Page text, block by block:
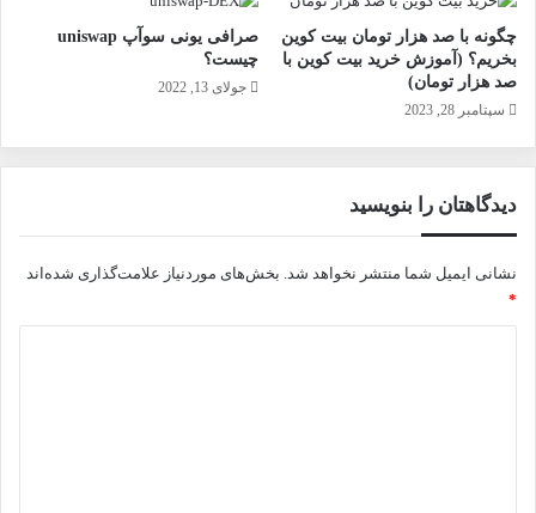
چگونه با صد هزار تومان بیت کوین
بخریم؟ (آموزش خرید بیت کوین با
صد هزار تومان)
سپتامبر 28, 2023
صرافی یونی سوآپ uniswap
چیست؟
جولای 13, 2022
دیدگاهتان را بنویسید
نشانی ایمیل شما منتشر نخواهد شد. بخش‌های موردنیاز علامت‌گذاری شده‌اند
*